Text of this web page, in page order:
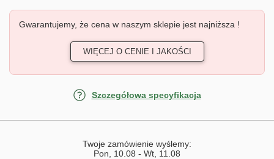
Gwarantujemy, że cena w naszym sklepie jest najniższa !
WIĘCEJ O CENIE I JAKOŚCI
Szczegółowa specyfikacja
Twoje zamówienie wyślemy:
Pon, 10.08 - Wt, 11.08